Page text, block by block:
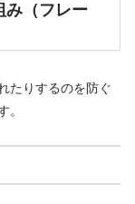
み（フレー
たりするのを防ぐ
。